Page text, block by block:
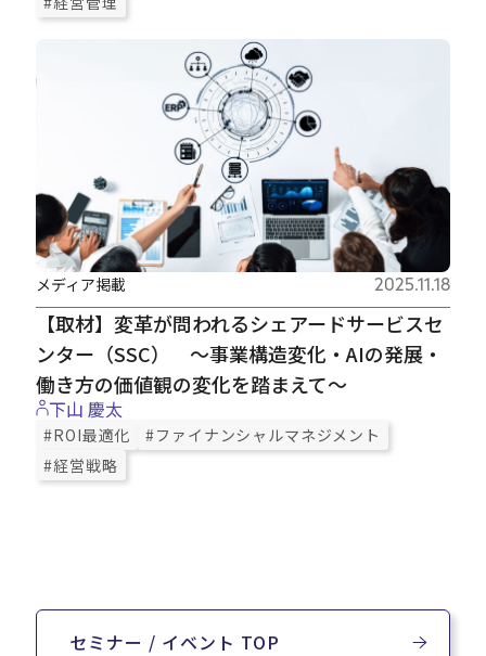
【取材】変革が問われるシェアードサービスセ
ンター（SSC） ～事業構造変化・AIの発展・
働き方の価値観の変化を踏まえて～
メディア掲載 2025.11.18
下山 慶太
#ROI最適化
#ファイナンシャルマネジメント
#経営戦略
セミナー / イベント TOP